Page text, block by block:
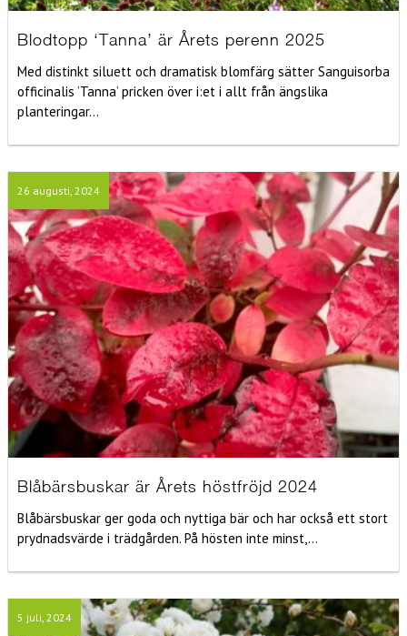
Blodtopp ‘Tanna’ är Årets perenn 2025
Med distinkt siluett och dramatisk blomfärg sätter Sanguisorba
officinalis ’Tanna’ pricken över i:et i allt från ängslika
planteringar...
26 augusti, 2024
Blåbärsbuskar är Årets höstfröjd 2024
Blåbärsbuskar ger goda och nyttiga bär och har också ett stort
prydnadsvärde i trädgården. På hösten inte minst,...
5 juli, 2024